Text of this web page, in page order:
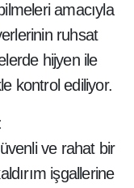
amacıyla
ruhsat
hijyen ile
kontrol ediliyor.
ve rahat bir
işgallerine